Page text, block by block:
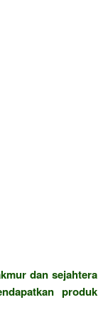
dan sejahtera
produk